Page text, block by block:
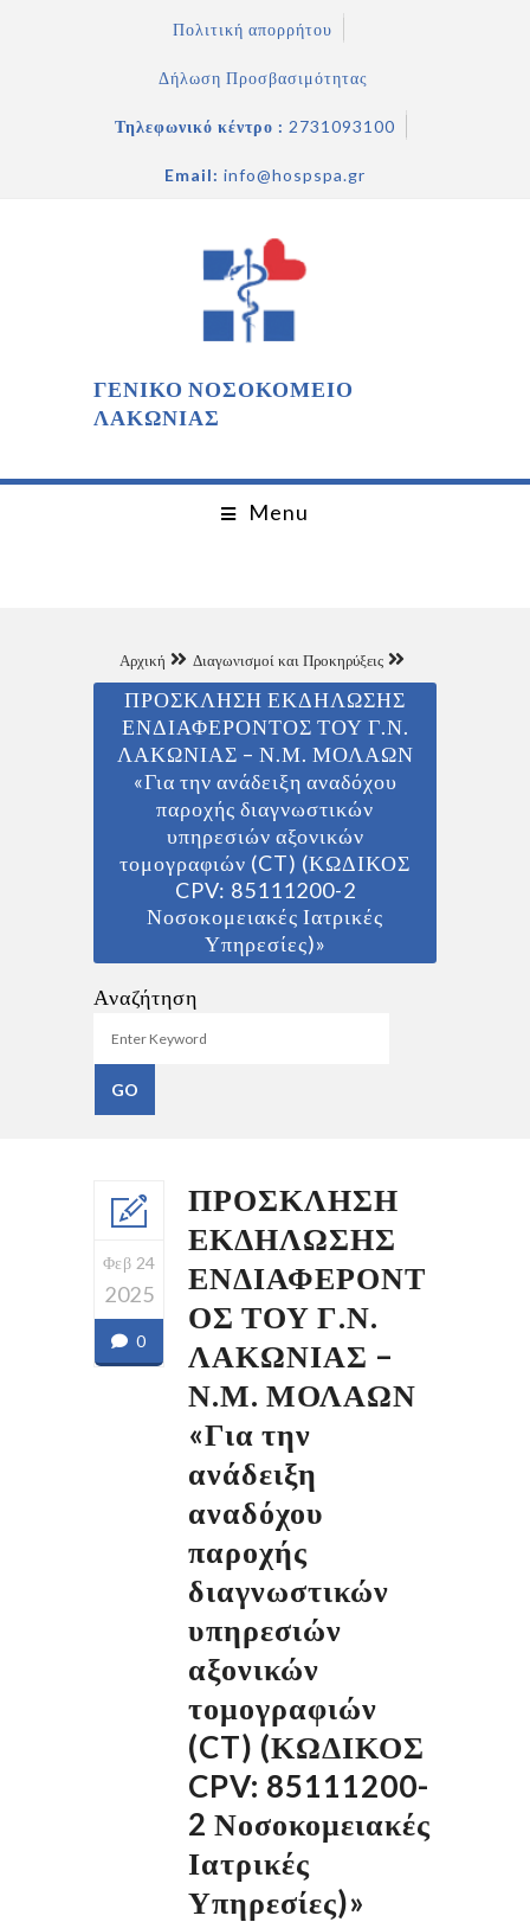
Πολιτική απορρήτου
Δήλωση Προσβασιμότητας
Τηλεφωνικό κέντρο : 2731093100
Email: info@hospspa.gr
ΓΕΝΙΚΟ ΝΟΣΟΚΟΜΕΙΟ
ΛΑΚΩΝΙΑΣ
Menu
Αρχική Διαγωνισμοί και Προκηρύξεις
ΠΡΟΣΚΛΗΣΗ ΕΚΔΗΛΩΣΗΣ
ΕΝΔΙΑΦΕΡΟΝΤΟΣ ΤΟΥ Γ.Ν.
ΛΑΚΩΝΙΑΣ – Ν.Μ. ΜΟΛΑΩΝ
«Για την ανάδειξη αναδόχου
παροχής διαγνωστικών
υπηρεσιών αξονικών
τομογραφιών (CT) (ΚΩΔΙΚΟΣ
CPV: 85111200-2
Νοσοκομειακές Ιατρικές
Υπηρεσίες)»
Αναζήτηση
Φεβ 24
2025
0
ΠΡΟΣΚΛΗΣΗ
ΕΚΔΗΛΩΣΗΣ
ΕΝΔΙΑΦΕΡΟΝΤ
ΟΣ ΤΟΥ Γ.Ν.
ΛΑΚΩΝΙΑΣ –
Ν.Μ. ΜΟΛΑΩΝ
«Για την
ανάδειξη
αναδόχου
παροχής
διαγνωστικών
υπηρεσιών
αξονικών
τομογραφιών
(CT) (ΚΩΔΙΚΟΣ
CPV: 85111200-
2 Νοσοκομειακές
Ιατρικές
Υπηρεσίες)»